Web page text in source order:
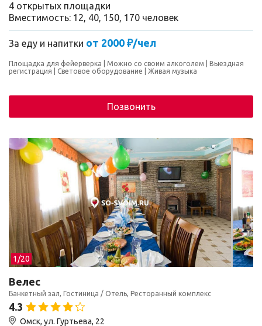
4 открытых площадки
Вместимость: 12, 40, 150, 170 человек
За еду и напитки от 2000 ₽/чел
Площадка для фейерверка Можно со своим алкоголем
Выездная
регистрация
Световое оборудование Живая музыка
Позвонить
1/20
Велес
Банкетный зал, Гостиница / Отель, Ресторанный комплекс
4.3
Омск, ул. Гуртьева, 22